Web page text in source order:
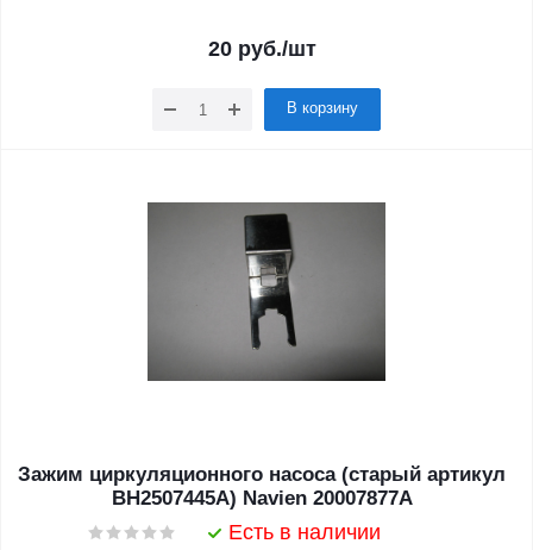
20 руб./шт
В корзину
Зажим циркуляционного насоса (старый артикул
BH2507445A) Navien 20007877A
Есть в наличии